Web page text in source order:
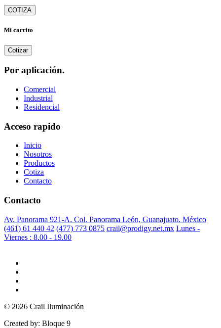
COTIZA
Mi carrito
Cotizar
Por aplicación.
Comercial
Industrial
Residencial
Acceso rapido
Inicio
Nosotros
Productos
Cotiza
Contacto
Contacto
Av. Panorama 921-A. Col. Panorama León, Guanajuato. México
(461) 61 440 42 (477) 773 0875 crail@prodigy.net.mx Lunes -
Viernes : 8.00 - 19.00
© 2026 Crail Iluminación
Created by: Bloque 9